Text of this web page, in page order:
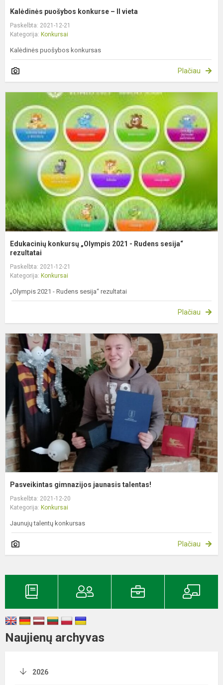
Kalėdinės puošybos konkurse – II vieta
Paskelbta: 2021-12-21
Kategorija: Konkursai
Kalėdinės puošybos konkursas
Plačiau
Edukacinių konkursų „Olympis 2021 - Rudens sesija“
rezultatai
Paskelbta: 2021-12-21
Kategorija: Konkursai
„Olympis 2021 - Rudens sesija“ rezultatai
Plačiau
Pasveikintas gimnazijos jaunasis talentas!
Paskelbta: 2021-12-20
Kategorija: Konkursai
Jaunujų talentų konkursas
Plačiau
Naujienų archyvas
2026